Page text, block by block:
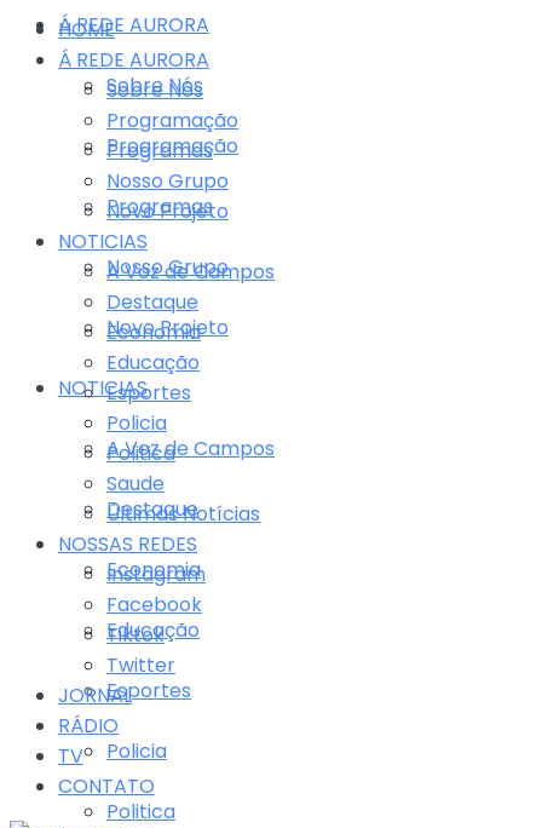
Á REDE AURORA
Sobre Nós
Programação
Programas
Nosso Grupo
Novo Projeto
NOTICIAS
A Voz de Campos
Destaque
Economia
Educação
Esportes
Policia
Politica
HOME
Á REDE AURORA
Sobre Nós
Programação
Programas
Nosso Grupo
Novo Projeto
NOTICIAS
A Voz de Campos
Destaque
Economia
Educação
Esportes
Policia
Politica
Saude
Últimas Notícias
NOSSAS REDES
Instagram
Facebook
Tiktok
Twitter
JORNAL
RÁDIO
TV
CONTATO